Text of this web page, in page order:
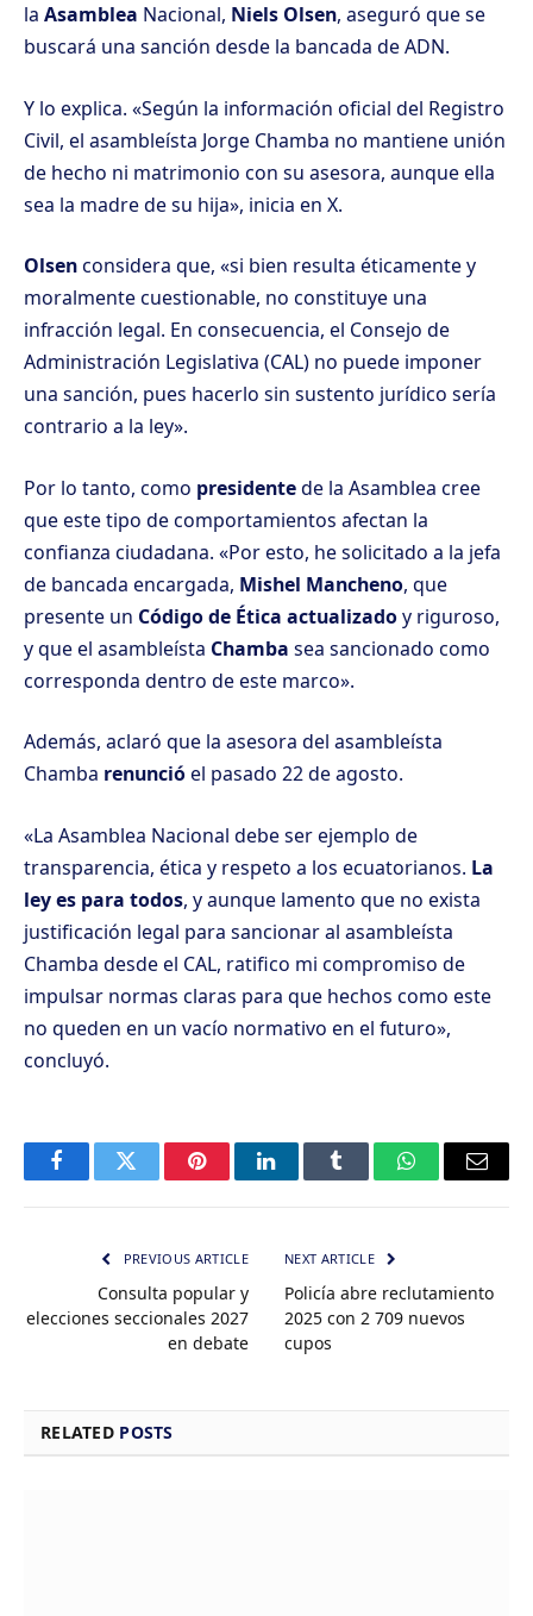
la Asamblea Nacional, Niels Olsen, aseguró que se
buscará una sanción desde la bancada de ADN.
Y lo explica. «Según la información oficial del Registro
Civil, el asambleísta Jorge Chamba no mantiene unión
de hecho ni matrimonio con su asesora, aunque ella
sea la madre de su hija», inicia en X.
Olsenconsidera que, «si bien resulta éticamente y
moralmente cuestionable, no constituye una
infracción legal. En consecuencia, el Consejo de
Administración Legislativa (CAL) no puede imponer
una sanción, pues hacerlo sin sustento jurídico sería
contrario a la ley».
Por lo tanto, como presidentede la Asamblea cree
que este tipo de comportamientos afectan la
confianza ciudadana. «Por esto, he solicitado a la jefa
de bancada encargada, Mishel Mancheno, que
presente un Código de Ética actualizadoy riguroso,
y que el asambleísta Chamba sea sancionado como
corresponda dentro de este marco».
Además, aclaró que la asesora del asambleísta
Chamba renuncióel pasado 22 de agosto.
«La Asamblea Nacional debe ser ejemplo de
transparencia, ética y respeto a los ecuatorianos. La
ley es para todos, y aunque lamento que no exista
justificación legal para sancionar al asambleísta
Chamba desde el CAL, ratifico mi compromiso de
impulsar normas claras para que hechos como este
no queden en un vacío normativo en el futuro»,
concluyó.
FacebookTwitter PinterestLinkedInTumblr WhatsAppEmail
PREVIOUS ARTICLE
Consulta popular y
elecciones seccionales 2027
en debate
NEXT ARTICLE
Policía abre reclutamiento
2025 con 2 709 nuevos
cupos
RELATED POSTS